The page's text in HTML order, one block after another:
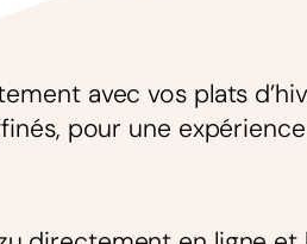
avec vos plats
pour une